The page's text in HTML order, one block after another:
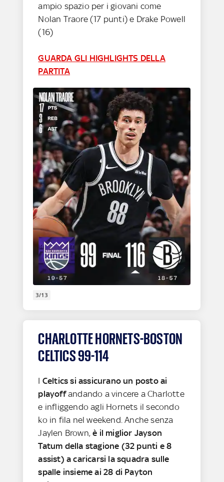
ampio spazio per i giovani come
Nolan Traore (17 punti) e Drake Powell
(16)
GUARDA GLI HIGHLIGHTS DELLA
PARTITA
3/13
CHARLOTTE HORNETS-BOSTON
CELTICS 99-114
I Celtics si assicurano un posto ai
playoffandando a vincere a Charlotte
e infliggendo agli Hornets il secondo
ko in fila nel weekend. Anche senza
Jaylen Brown,è il miglior Jayson
Tatum della stagione (32 punti e 8
assist) a caricarsi la squadra sulle
spalle insieme ai 28 di Payton